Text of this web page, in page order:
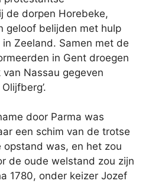
de dorpen Horebeke,
geloof belijden met hulp
Zeeland. Samen met de
in Gent droegen
Nassau gegeven
door Parma was
een schim van de trotse
was, en het zou
de oude welstand zou zijn
1780, onder keizer Jozef